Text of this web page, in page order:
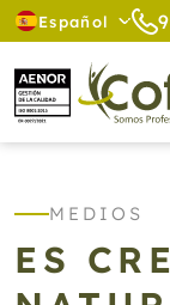
Español
MEDIOS
ES